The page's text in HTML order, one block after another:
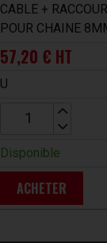
CABLE +
POUR CHAINE
57,20 € HT
U
Disponible
ACHETER